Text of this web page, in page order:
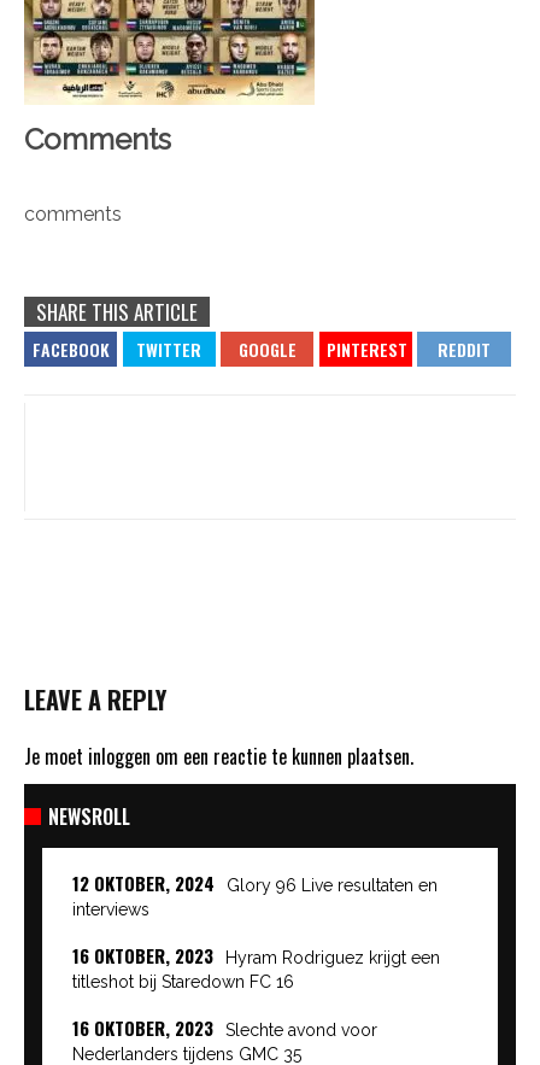
Comments
comments
SHARE THIS ARTICLE
LEAVE A REPLY
Je moet inloggen om een reactie te kunnen plaatsen.
NEWSROLL
12 OKTOBER, 2024
Glory 96 Live resultaten en
interviews
16 OKTOBER, 2023
Hyram Rodriguez krijgt een
titleshot bij Staredown FC 16
16 OKTOBER, 2023
Slechte avond voor
Nederlanders tijdens GMC 35